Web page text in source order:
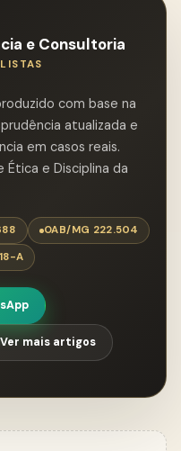
e Consultoria
com base na
atualizada e
em casos reais.
Ética e Disciplina da
OAB/MG 222.504
A
Ver mais artigos